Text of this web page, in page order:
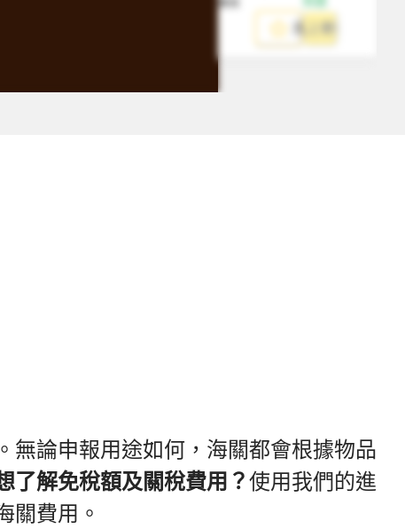
無論申報用途如何，海關都會根據物品
了解免稅額及關稅費用？使用我們的進
關費用。